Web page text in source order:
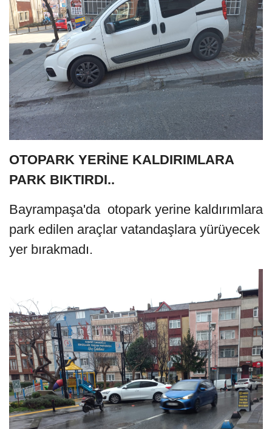
OTOPARK YERİNE KALDIRIMLARA
PARK BIKTIRDI..
Bayrampaşa'da otopark yerine kaldırımlara
park edilen araçlar vatandaşlara yürüyecek
yer bırakmadı.